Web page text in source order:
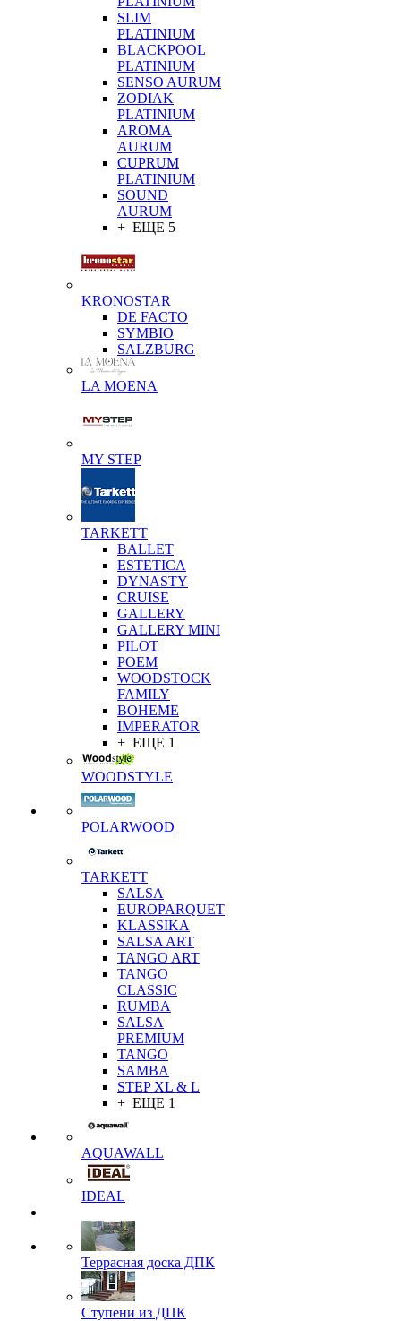
SLIM
PLATINIUM
BLACKPOOL
PLATINIUM
SENSO AURUM
ZODIAK
PLATINIUM
AROMA
AURUM
CUPRUM
PLATINIUM
SOUND
AURUM
+ ЕЩЕ 5
KRONOSTAR
DE FACTO
SYMBIO
SALZBURG
LA MOENA
MY STEP
TARKETT
BALLET
ESTETICA
DYNASTY
CRUISE
GALLERY
GALLERY MINI
PILOT
POEM
WOODSTOCK
FAMILY
BOHEME
IMPERATOR
+ ЕЩЕ 1
WOODSTYLE
POLARWOOD
TARKETT
SALSA
EUROPARQUET
KLASSIKA
SALSA ART
TANGO ART
TANGO
CLASSIC
RUMBA
SALSA
PREMIUM
TANGO
SAMBA
STEP XL & L
+ ЕЩЕ 1
AQUAWALL
IDEAL
Террасная доска ДПК
Ступени из ДПК